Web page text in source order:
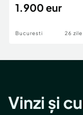
1.900 eur
Bucuresti 26
Vinzi și